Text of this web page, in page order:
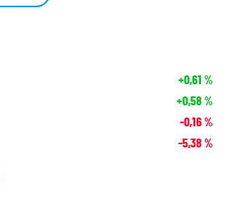
+0,61 %
+0,58%
-0,16%
-5,38%